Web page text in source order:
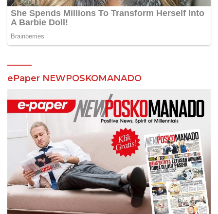
ePaper NEWPOSKOMANADO